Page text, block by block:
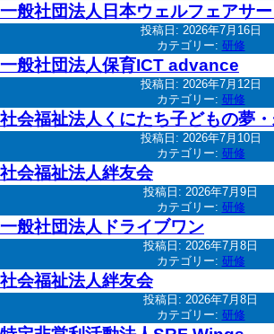
一般社団法人日本ウェルフェアサ
投稿日: 2026年7月16日
カテゴリー: 研修
一般社団法人保育ICT advance
投稿日: 2026年7月12日
カテゴリー: 研修
社会福祉法人くにたち子どもの夢
投稿日: 2026年7月10日
カテゴリー: 研修
社会福祉法人絆友会
投稿日: 2026年7月9日
カテゴリー: 研修
一般社団法人ドライブワン
投稿日: 2026年7月8日
カテゴリー: 研修
社会福祉法人絆友会
投稿日: 2026年7月8日
カテゴリー: 研修